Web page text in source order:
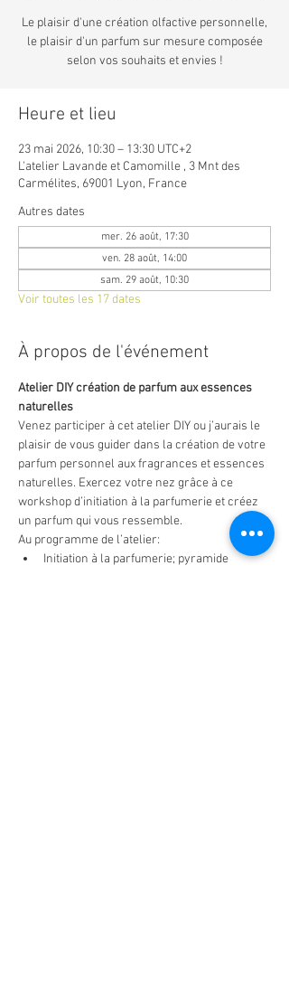
Le plaisir d'une création olfactive personnelle,
le plaisir d'un parfum sur mesure composée
selon vos souhaits et envies !
Heure et lieu
23 mai 2026, 10:30 – 13:30 UTC+2
L'atelier Lavande et Camomille , 3 Mnt des
Carmélites, 69001 Lyon, France
Autres dates
mer. 26 août, 17:30
ven. 28 août, 14:00
sam. 29 août, 10:30
Voir toutes les 17 dates
À propos de l'événement
Atelier DIY création de parfum aux essences
naturelles
Venez participer à cet atelier DIY ou j’aurais le
plaisir de vous guider dans la création de votre
parfum personnel aux fragrances et essences
naturelles. Exercez votre nez grâce à ce
workshop d’initiation à la parfumerie et créez
un parfum qui vous ressemble.
Au programme de l’atelier:
Initiation à la parfumerie; pyramide